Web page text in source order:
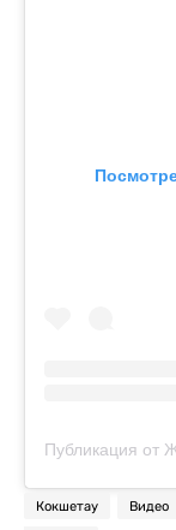
Кокшетау Видео